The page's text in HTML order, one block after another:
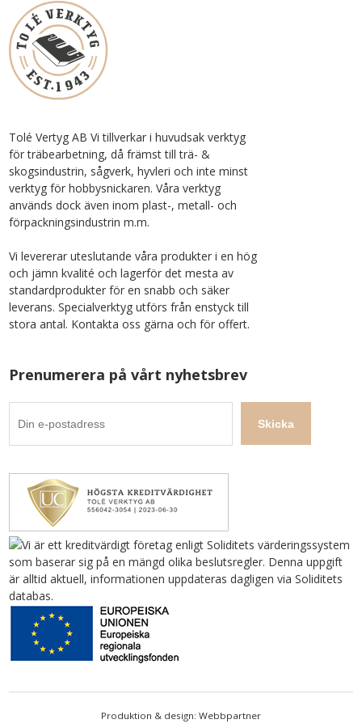
Tolé Vertyg AB Vi tillverkar i huvudsak verktyg
för träbearbetning, då främst till trä- &
skogsindustrin, sågverk, hyvleri och inte minst
verktyg för hobbysnickaren. Våra verktyg
används dock även inom plast-, metall- och
förpackningsindustrin m.m.
Vi levererar uteslutande våra produkter i en hög
och jämn kvalité och lagerför det mesta av
standardprodukter för en snabb och säker
leverans. Specialverktyg utförs från enstyck till
stora antal. Kontakta oss gärna och för offert.
Prenumerera på vårt nyhetsbrev
Produktion & design: Webbpartner